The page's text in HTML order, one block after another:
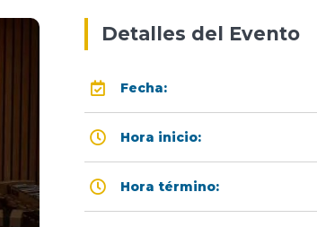
Detalles del Evento
Fecha:
Hora inicio:
Hora término: